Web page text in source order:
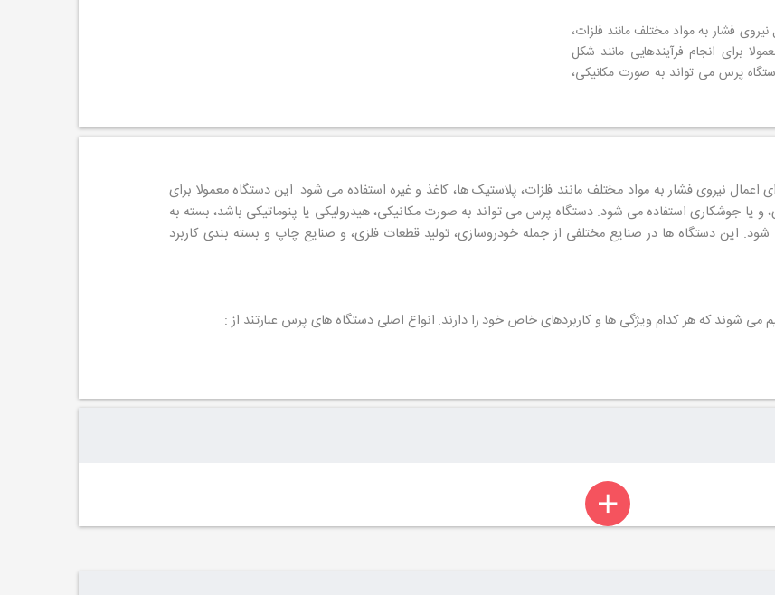
فشار به مواد مختلف مانند فلزات،
برای انجام فرآیندهایی مانند شکل
پرس می تواند به صورت مکانیکی،
نیروی فشار به مواد مختلف مانند فلزات، پلاستیک ها، کاغذ و غیره استفاده می شود. این دستگاه معمولا برای
و یا جوشکاری استفاده می شود. دستگاه پرس می تواند به صورت مکانیکی، هیدرولیکی یا پنوماتیکی باشد، بسته به
شود. این دستگاه ها در صنایع مختلفی از جمله خودروسازی، تولید قطعات فلزی، و صنایع چاپ و بسته بندی کاربرد
شوند که هر کدام ویژگی ها و کاربردهای خاص خود را دارند. انواع اصلی دستگاه های پرس عبارتند از :